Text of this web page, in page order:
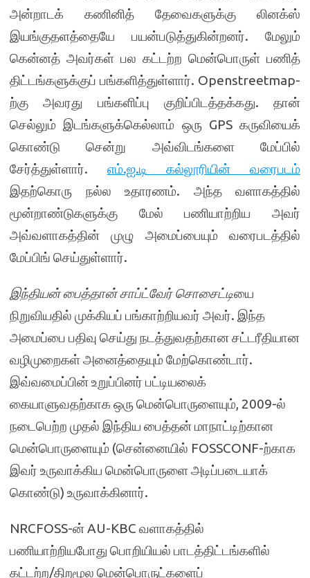
அன்றாடக் கணினித் தேவைகளுக்கு லினக்ஸ்
இயங்குதளத்தையே பயன்படுத்துகின்றனர். மேலும்
கென்னத் அவர்கள் பல கட்டற்ற மென்பொருள் பணித்
திட்டங்களுக்குப் பங்களித்துள்ளார். Openstreetmap-
ற்கு அவரது பங்களிப்பு குறிப்பிடத்தக்கது. தான்
செல்லும் இடங்களுக்கெல்லாம் ஒரு GPS கருவியைக்
கொண்டு சென்று அவ்விடங்களை மேப்பில்
சேர்த்துள்ளார். எம்.ஐ.டி கல்லூரியின் வரைபடம்
இதற்கொரு நல்ல உதாரணம். அந்த வளாகத்தில்
மூன்றாண்டுகளுக்கு மேல் பணியாற்றிய அவர்
அவ்வளாகத்தின் முழு அமைப்பையும் வரைபடத்தில்
மேப்பிங் செய்துள்ளார்.
இந்தியன் பைத்தான் சாப்ட்வேர் சொசைட்டியை
நிறுவியதில் முக்கியப் பங்காற்றியவர் அவர். இந்த
அமைப்பை பதிவு செய்து நடத்துவதற்கான சட்டரீதியான
வழிமுறைகள் அனைத்தையும் மேற்கொண்டார்.
இவ்வமைப்பின் உறுப்பினர் பட்டியலைக்
கையாளுவதற்காக ஒரு மென்பொருளையும், 2009-ல்
நடைபெற்ற முதல் இந்திய பைத்தன் மாநாட்டிற்கான
மென்பொருளையும் (சென்னையில் FOSSCONF-ற்காக
இவர் உருவாக்கிய மென்பொருளை அடிப்படையாக்
கொண்டு) உருவாக்கினார்.
NRCFOSS-ன் AU-KBC வளாகத்தில்
பணியாற்றியபோது பொறியியல் பாடத்திட்டங்களில்
கட்டற்ற/திறமூல மென்பொருட்களைப்